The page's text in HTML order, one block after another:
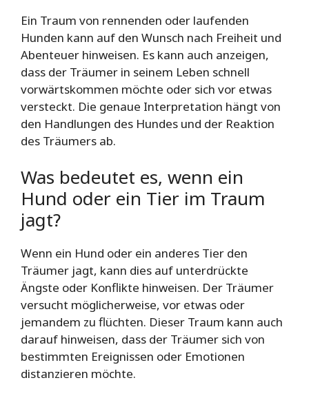
Ein Traum von rennenden oder laufenden
Hunden kann auf den Wunsch nach Freiheit und
Abenteuer hinweisen. Es kann auch anzeigen,
dass der Träumer in seinem Leben schnell
vorwärtskommen möchte oder sich vor etwas
versteckt. Die genaue Interpretation hängt von
den Handlungen des Hundes und der Reaktion
des Träumers ab.
Was bedeutet es, wenn ein
Hund oder ein Tier im Traum
jagt?
Wenn ein Hund oder ein anderes Tier den
Träumer jagt, kann dies auf unterdrückte
Ängste oder Konflikte hinweisen. Der Träumer
versucht möglicherweise, vor etwas oder
jemandem zu flüchten. Dieser Traum kann auch
darauf hinweisen, dass der Träumer sich von
bestimmten Ereignissen oder Emotionen
distanzieren möchte.